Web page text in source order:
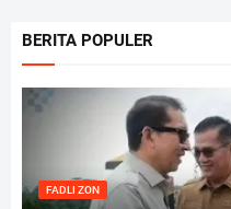
BERITA POPULER
FADLI ZON